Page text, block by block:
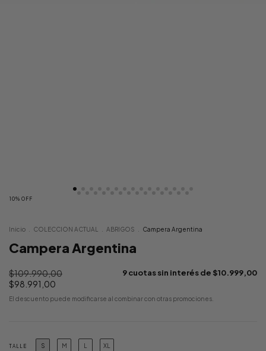
10% OFF
Inicio COLECCION ACTUAL ABRIGOS Campera Argentina
Campera Argentina
$109.990,00
$98.991,00
9cuotas sin interés de $10.999,00
El descuento puede modificarse al combinar con otras promociones.
TALLE S M XL